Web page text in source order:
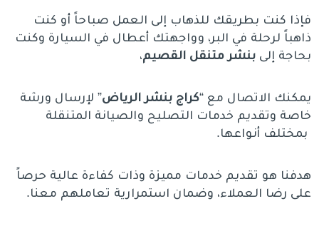
فإذا كنت بطريقك للذهاب إلى العمل صباحاً أو كنت
ذاهباً لرحلة في البر، وواجهتك أعطال في السيارة وكنت
بحاجة إلىبنشر متنقل القصيم،
يمكنك الاتصال مع “كراج بنشر الرياض” لإرسال ورشة
خاصة وتقديم خدمات التصليح والصيانة المتنقلة
بمختلف أنواعها.
هدفنا هو تقديم خدمات مميزة وذات كفاءة عالية حرصاً
على رضا العملاء، وضمان استمرارية تعاملهم معنا.